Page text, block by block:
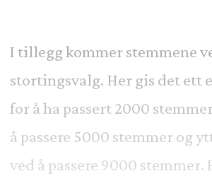
I tillegg kommer stemmene
stortingsvalg. Her gis det ett
for å ha passert 2000
å passere 5000 stemmer og
ved å passere 9000 stemmer.